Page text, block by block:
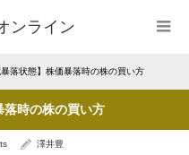
ンライン
暴落状態】株価暴落時の株の買い方
落時の株の買い方
澤井豊